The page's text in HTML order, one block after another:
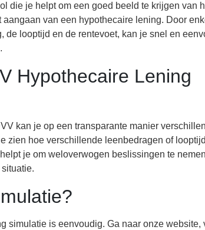
die je helpt om een goed beeld te krijgen van
van een hypothecaire lening. Door
de looptijd en de rentevoet, kan je snel en
Hypothecaire Lening
kan je op een transparante manier
zien hoe verschillende leenbedragen of
je om weloverwogen beslissingen te
simulatie is eenvoudig. Ga naar onze website,